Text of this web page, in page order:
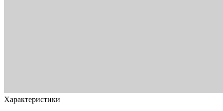
Характеристики